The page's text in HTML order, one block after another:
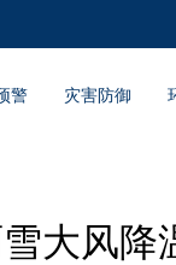
警 灾害防御
大风降